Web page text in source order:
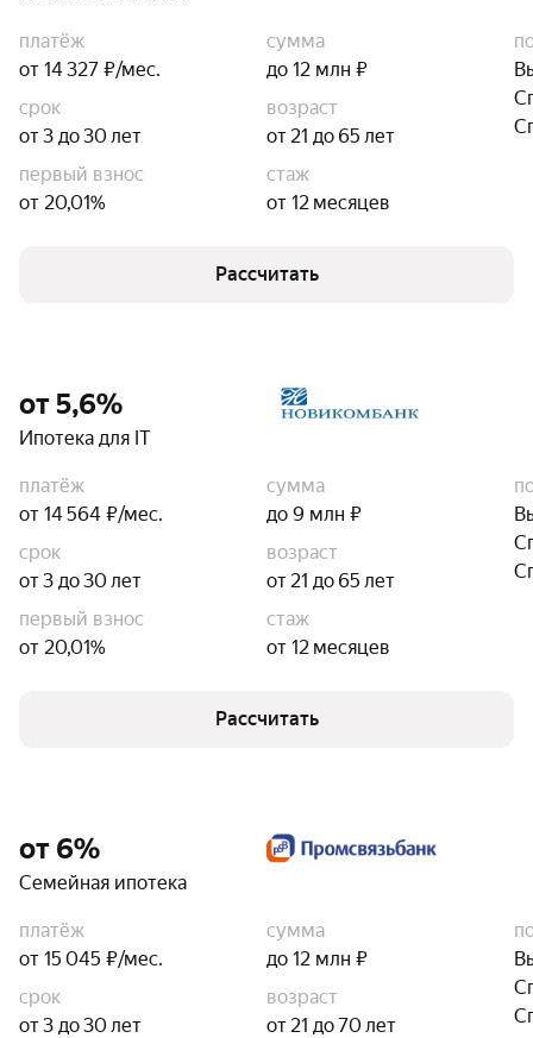
платёж
от 14 327 ₽/мес.
сумма
до 12 млн ₽
срок
от 3 до 30 лет
возраст
от 21 до 65 лет
первый взнос
от 20,01%
стаж
от 12 месяцев
Рассчитать
от 5,6%
Ипотека для IT
платёж
от 14 564 ₽/мес.
сумма
до 9 млн ₽
срок
от 3 до 30 лет
возраст
от 21 до 65 лет
первый взнос
от 20,01%
стаж
от 12 месяцев
Рассчитать
от 6%
Семейная ипотека
платёж
от 15 045 ₽/мес.
сумма
до 12 млн ₽
срок
от 3 до 30 лет
возраст
от 21 до 70 лет